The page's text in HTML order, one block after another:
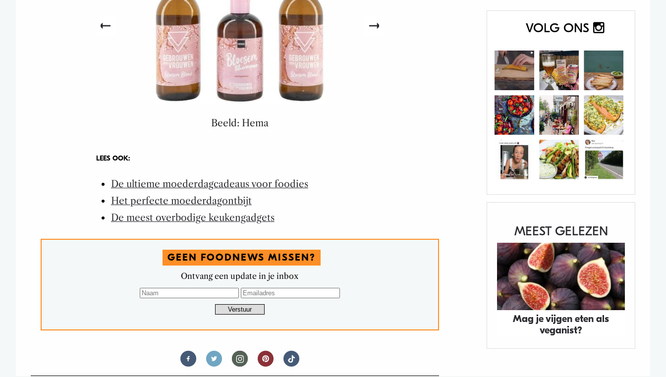
VOLG ONS
MEEST GELEZEN
Mag je vijgen eten als
veganist?
Beeld: Hema Beeld: Hema
LEES OOK:
De ultieme moederdagcadeaus voor foodies
Het perfecte moederdagontbijt
De meest overbodige keukengadgets
GEEN FOODNEWS MISSEN?
Ontvang een update in je inbox